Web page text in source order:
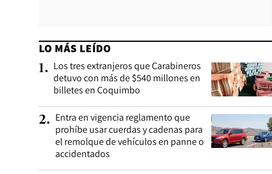
LO MÁS LEÍDO
1. Los tres extranjeros que Carabineros
detuvo con más de $540 millones en
billetes en Coquimbo
2. Entra en vigencia reglamento que
prohíbe usar cuerdas y cadenas para
el remolque de vehículos en panne o
accidentados